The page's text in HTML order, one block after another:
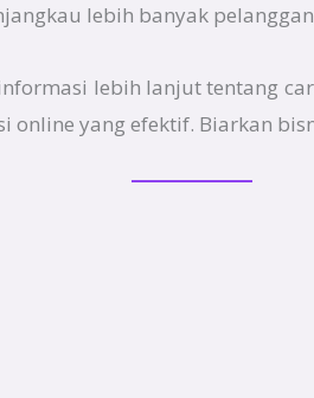
lebih banyak
lebih lanjut tentang
yang efektif. Biarkan